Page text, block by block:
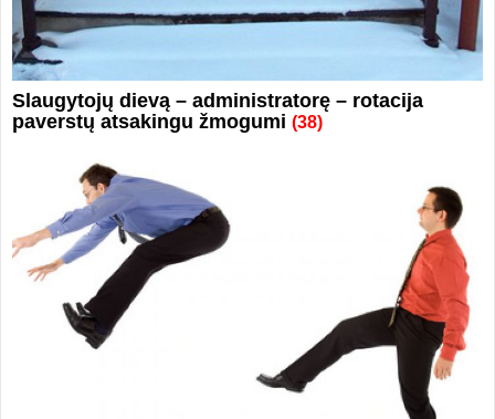
Slaugytojų dievą – administratorę – rotacija
paverstų atsakingu žmogumi (38)